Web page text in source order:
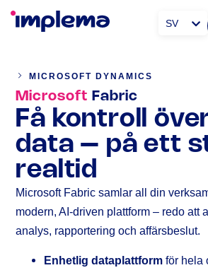
SV
MICROSOFT DYNAMICS
Microsoft Fabric
Få kontroll
data – på ett
realtid
Microsoft Fabric samlar all din
modern, AI-driven plattform – redo att
analys, rapportering och affärsbeslut.
Enhetlig dataplattform för hela